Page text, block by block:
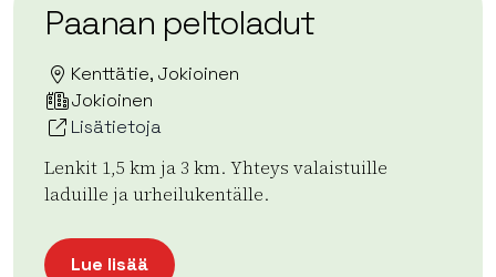
Paanan peltoladut
Kenttätie, Jokioinen
Jokioinen
Lisätietoja
Lenkit 1,5 km ja 3 km. Yhteys valaistuille
laduille ja urheilukentälle.
Lue lisää